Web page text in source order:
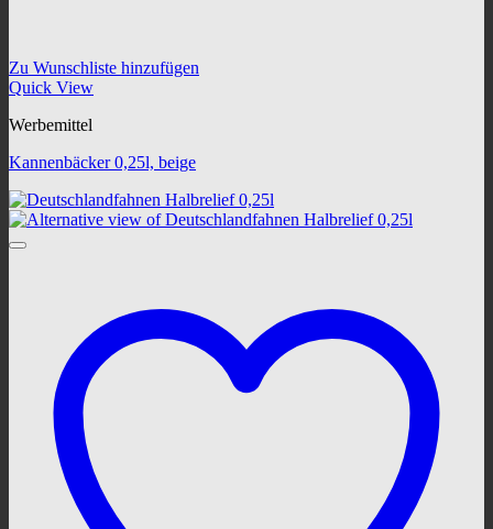
Zu Wunschliste hinzufügen
Quick View
Werbemittel
Kannenbäcker 0,25l, beige